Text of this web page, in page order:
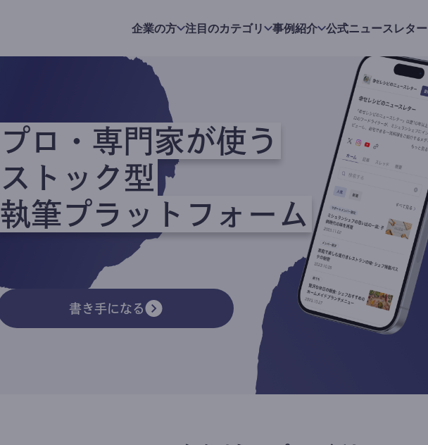
企業の方 注目のカテゴリ 事例紹介 公式ニュースレター
プロ・専門家が使う
ストック型
執筆プラットフォーム
書き手になる